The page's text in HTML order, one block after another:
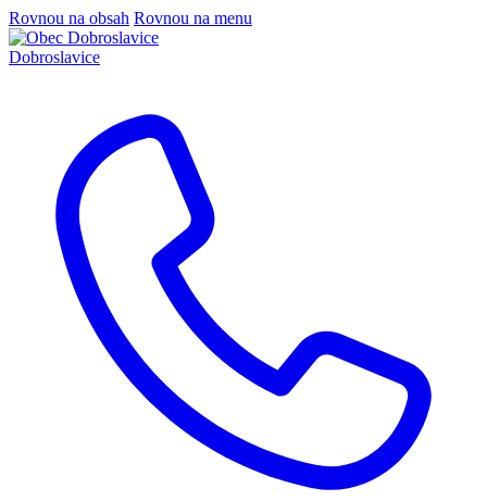
Rovnou na obsah Rovnou na menu
Dobroslavice